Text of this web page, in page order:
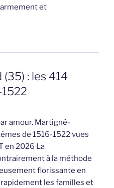
armement et
: les 414
amour. Martigné-
de 1516-1522 vues
en 2026 La
à la méthode
florissante en
les familles et